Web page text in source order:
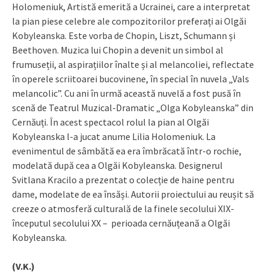
Holomeniuk, Artistă emerită a Ucrainei, care a interpretat
la pian piese celebre ale compozitorilor preferați ai Olgăi
Kobyleanska. Este vorba de Chopin, Liszt, Schumann și
Beethoven. Muzica lui Chopin a devenit un simbol al
frumuseții, al aspirațiilor înalte și al melancoliei, reflectate
în operele scriitoarei bucovinene, în special în nuvela „Vals
melancolic”. Cu ani în urmă această nuvelă a fost pusă în
scenă de Teatrul Muzical-Dramatic „Olga Kobyleanska” din
Cernăuți. În acest spectacol rolul la pian al Olgăi
Kobyleanska l-a jucat anume Lilia Holomeniuk. La
evenimentul de sâmbătă ea era îmbrăcată într-o rochie,
modelată după cea a Olgăi Kobyleanska. Designerul
Svitlana Kracilo a prezentat o colecție de haine pentru
dame, modelate de ea însăși. Autorii proiectului au reușit să
creeze o atmosferă culturală de la finele secolului XIX-
începutul secolului XX – perioada cernăuțeană a Olgăi
Kobyleanska.
(V.K.)